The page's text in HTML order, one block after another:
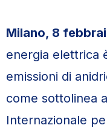
Milano, 8
energia elettrica
emissioni di
come sottolinea
Internazionale